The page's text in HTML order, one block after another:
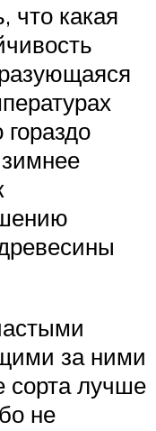
что какая
гораздо
за ними
сорта лучше
не